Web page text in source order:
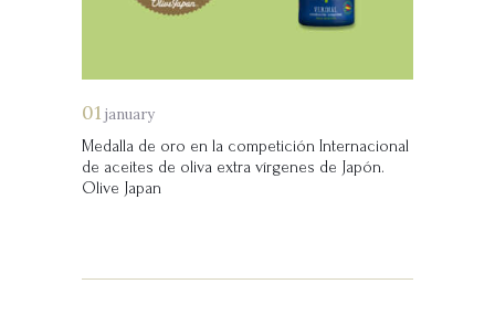
01 january
Medalla de oro en la competición Internacional
de aceites de oliva extra vírgenes de Japón.
Olive Japan